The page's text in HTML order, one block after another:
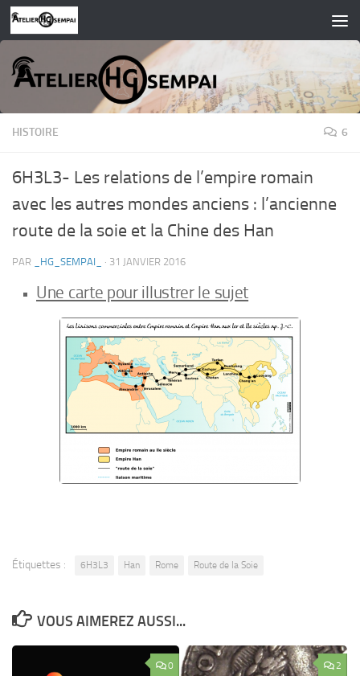
Skip to content
HISTOIRE 6
6H3L3- Les relations de l’empire romain
avec les autres mondes anciens : l’ancienne
route de la soie et la Chine des Han
PAR _HG_SEMPAI_ · 31 JANVIER 2016
Une carte pour illustrer le sujet
Étiquettes : 6H3L3 Han Rome Route de la Soie
VOUS AIMEREZ AUSSI...
0 2